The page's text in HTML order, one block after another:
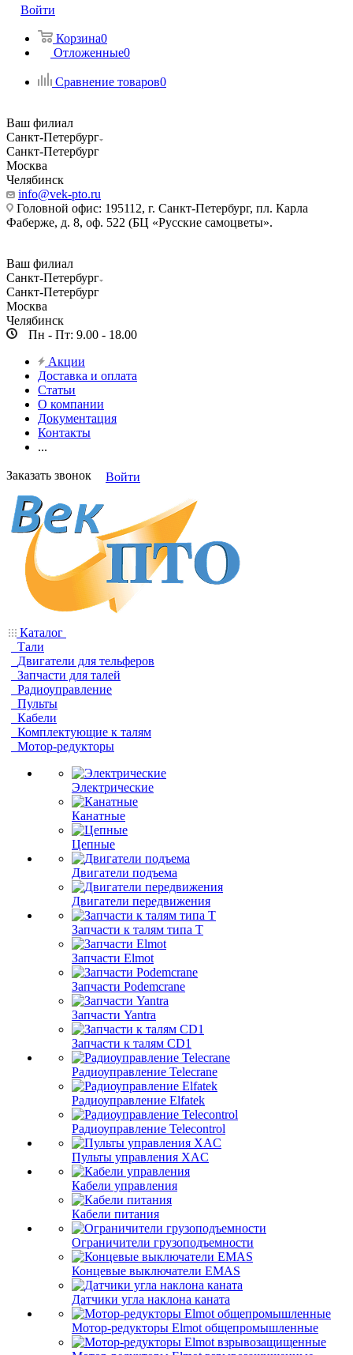
Войти
Корзина0
Отложенные0
Сравнение товаров0
Ваш филиал
Санкт-Петербург
Санкт-Петербург
Москва
Челябинск
info@vek-pto.ru
Головной офис: 195112, г. Санкт-Петербург, пл. Карла
Фаберже, д. 8, оф. 522 (БЦ «Русские самоцветы».
Ваш филиал
Санкт-Петербург
Санкт-Петербург
Москва
Челябинск
Пн - Пт: 9.00 - 18.00
Акции
Доставка и оплата
Статьи
О компании
Документация
Контакты
...
Заказать звонок Войти
Каталог
Тали
Двигатели для тельферов
Запчасти для талей
Радиоуправление
Пульты
Кабели
Комплектующие к талям
Мотор-редукторы
Электрические
Канатные
Цепные
Двигатели подъема
Двигатели передвижения
Запчасти к талям типа Т
Запчасти Elmot
Запчасти Podemcrane
Запчасти Yantra
Запчасти к талям CD1
Радиоуправление Telecrane
Радиоуправление Elfatek
Радиоуправление Telecontrol
Пульты управления XAC
Кабели управления
Кабели питания
Ограничители грузоподъемности
Концевые выключатели EMAS
Датчики угла наклона каната
Мотор-редукторы Elmot общепромышленные